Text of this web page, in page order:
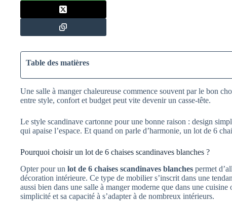
Table des matières
Une salle à manger chaleureuse commence souvent par le bon
entre style, confort et budget peut vite devenir un casse-tête.
Le style scandinave cartonne pour une bonne raison : design
qui apaise l’espace. Et quand on parle d’harmonie, un lot de 6
Pourquoi choisir un lot de 6 chaises scandinaves blanches ?
Opter pour un lot de 6 chaises scandinaves blanches permet
décoration intérieure. Ce type de mobilier s’inscrit dans une
aussi bien dans une salle à manger moderne que dans une
simplicité et sa capacité à s’adapter à de nombreux intérieurs.